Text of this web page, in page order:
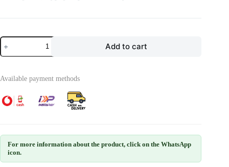
Add to cart
Available payment methods
For more information about the product, click on the WhatsApp
icon.